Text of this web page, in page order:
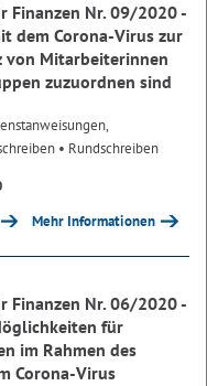
Finanzen Nr. 09/2020 -
dem Corona-Virus zur
von Mitarbeiterinnen
zuzuordnen sind
• Rundschreiben
Mehr Informationen
Finanzen Nr. 06/2020 -
für
im Rahmen des
Corona-Virus